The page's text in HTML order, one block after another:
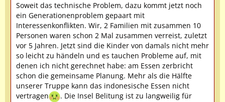
Soweit das technische Problem, dazu kommt jetzt noch
ein Generationenproblem gepaart mit
Interessenkonflikten. Wir, 2 Familien mit zusammen 10
Personen waren schon 2 Mal zusammen verreist, zuletzt
vor 5 Jahren. Jetzt sind die Kinder von damals nicht mehr
so leicht zu händeln und es tauchen Probleme auf, mit
denen ich nicht gerechnet habe: am Essen zerbricht
schon die gemeinsame Planung. Mehr als die Hälfte
unserer Truppe kann das indonesische Essen nicht
vertragen
. Die Insel Belitung ist zu langweilig für